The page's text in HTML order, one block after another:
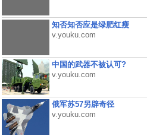
知否知否应是绿肥红瘦
v.youku.com
中国的武器不被认可?
v.youku.com
俄军苏57另辟奇径
v.youku.com